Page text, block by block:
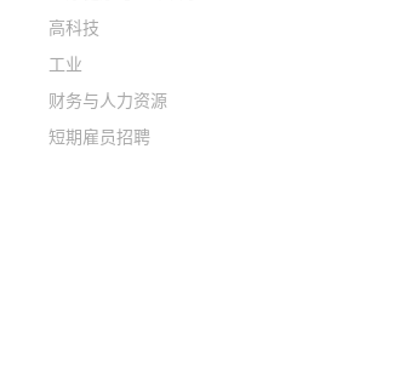
高科技
工业
财务与人力资源
短期雇员招聘